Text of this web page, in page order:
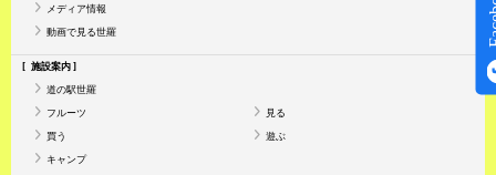
メディア情報
動画で見る世羅
施設案内
道の駅世羅
フルーツ 見る
買う 遊ぶ
キャンプ